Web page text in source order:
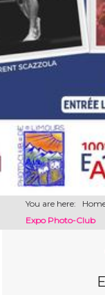
You are here:
Expo Photo-Club